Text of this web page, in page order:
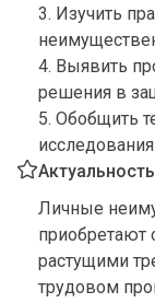
3. Изучить
4. Выявить
решения в
5. Обобщить
Актуальность
Личные
приобретают
растущими
трудовом